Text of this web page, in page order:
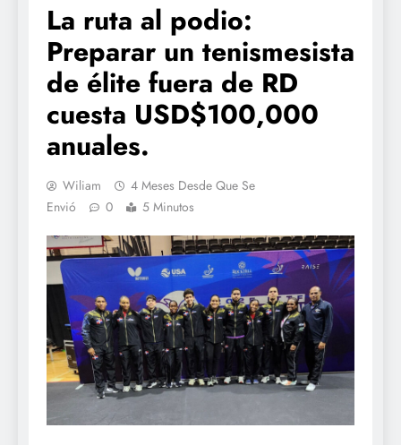
La ruta al podio:
Preparar un tenismesista
de élite fuera de RD
cuesta USD$100,000
anuales.
Wiliam
4 Meses Desde Que Se
Envió
0 5 Minutos